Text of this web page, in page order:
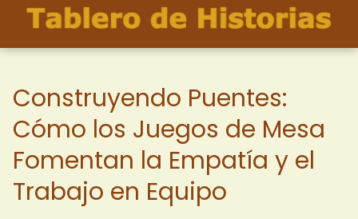
Construyendo Puentes:
Cómo los Juegos de Mesa
Fomentan la Empatía y el
Trabajo en Equipo